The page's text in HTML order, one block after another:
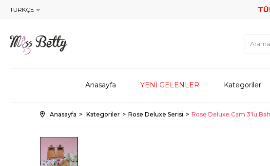
TÜRKÇE
Anasayfa YENİ GELENLER Kategoriler
Anasayfa Kategoriler Rose Deluxe Serisi Rose Deluxe Cam 3'lü